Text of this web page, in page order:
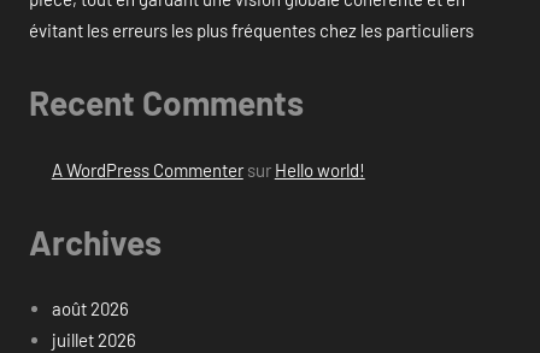
évitant les erreurs les plus fréquentes chez les particuliers
Recent Comments
A WordPress Commentersur Hello world!
Archives
août 2026
juillet 2026